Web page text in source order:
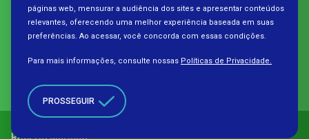
páginas web, mensurar a audiência dos sites e apresentar conteúdos
relevantes, oferecendo uma melhor experiência baseada em suas
preferências. Ao acessar, você concorda com essas condições.
Para mais informações, consulte nossas Políticas de Privacidade.
PROSSEGUIR